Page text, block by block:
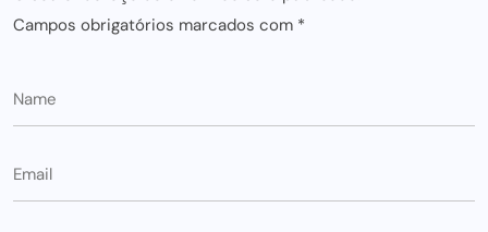
Campos obrigatórios marcados com *